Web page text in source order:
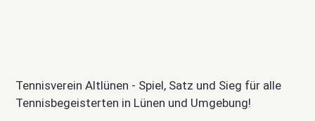
Tennisverein Altlünen - Spiel, Satz und Sieg für alle
Tennisbegeisterten in Lünen und Umgebung!